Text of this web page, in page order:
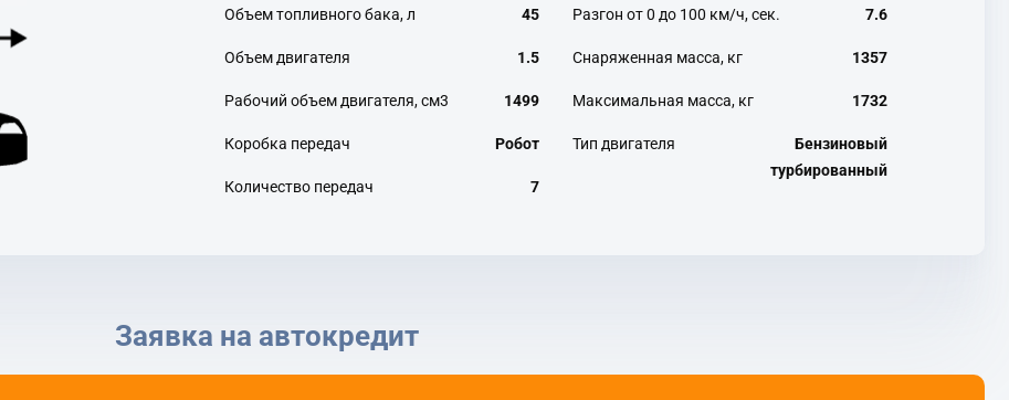
Объем топливного бака, л
Объем двигателя
Рабочий объем двигателя, см3
Коробка передач
Количество передач
45
1.5
1499
Робот
7
Разгон от 0 до 100 км/ч, сек.
Снаряженная масса, кг
Максимальная масса, кг
Тип двигателя
7.6
1357
1732
Бензиновый
турбированный
Заявка на автокредит